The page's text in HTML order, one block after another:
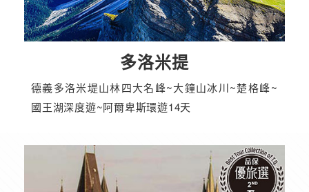
多洛米提
德義多洛米堤山林四大名峰~大鐘山冰川~楚格峰~
國王湖深度遊~阿爾卑斯環遊14天